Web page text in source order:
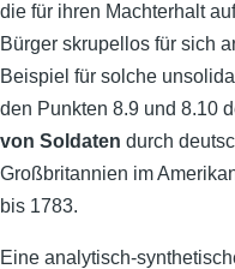
die für ihren Machterhalt
Bürger skrupellos für sich
Beispiel für solche
den Punkten 8.9 und 8.10
von Soldaten durch
Großbritannien im
bis 1783.
Eine analytisch-